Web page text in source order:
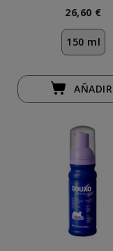
26,60 €
150 ml
AÑADIR